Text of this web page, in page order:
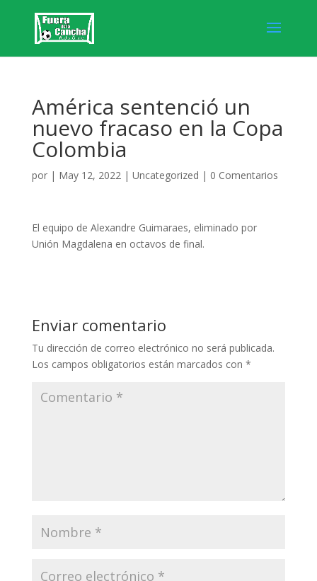
América sentenció un
nuevo fracaso en la Copa
Colombia
por | May 12, 2022| Uncategorized | 0 Comentarios
El equipo de Alexandre Guimaraes, eliminado por
Unión Magdalena en octavos de final.
Enviar comentario
Tu dirección de correo electrónico no será publicada.
Los campos obligatorios están marcados con *